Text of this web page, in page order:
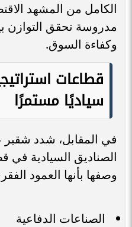
الكامل من المشهد
مدروسة تحقق التوازن
وكفاءة السوق.
قطاعات
سياديًا مستمرًا
في المقابل، شدد
الصناديق السيادية في
وصفها بأنها العمود
الصناعات الدفاعية